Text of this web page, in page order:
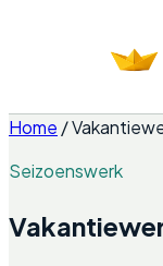
Home /
Seizoenswerk